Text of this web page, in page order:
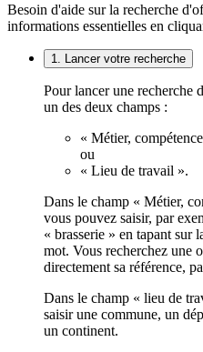
Besoin d'aide sur la recherche
informations essentielles en
1. Lancer votre recherche
Pour lancer une recherche
un des deux champs :
« Métier,
ou
« Lieu de travail ».
Dans le champ « Métier,
vous pouvez saisir, par
« brasserie » en tapant sur
mot. Vous recherchez une
directement sa référence,
Dans le champ « lieu de
saisir une commune, un
un continent.